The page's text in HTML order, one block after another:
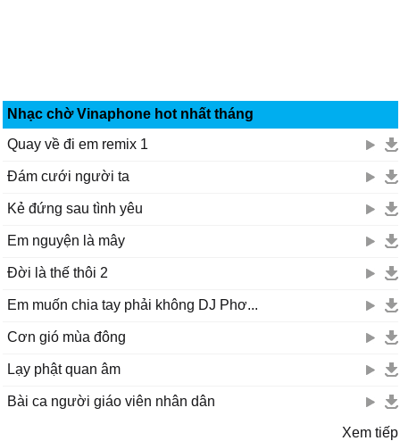
Nhạc chờ Vinaphone hot nhất tháng
Quay về đi em remix 1
Đám cưới người ta
Kẻ đứng sau tình yêu
Em nguyện là mây
Đời là thế thôi 2
Em muốn chia tay phải không DJ Phơ...
Cơn gió mùa đông
Lạy phật quan âm
Bài ca người giáo viên nhân dân
Xem tiếp